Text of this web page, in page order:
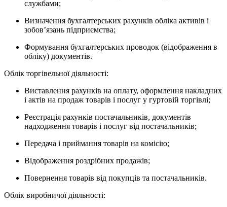
службами;
Визначення бухгалтерських рахунків обліка активів і
зобов’язань підприємства;
Формування бухгалтерських проводок (відображення в
обліку) документів.
Облік торгівельної діяльності:
Виставлення рахунків на оплату, оформлення накладних
і актів на продаж товарів і послуг у гуртовій торгівлі;
Реєстрація рахунків постачальників, документів
надходження товарів і послуг від постачальників;
Передача і приймання товарів на комісію;
Відображення роздрібних продажів;
Повернення товарів від покупців та постачальників.
Облік виробничої діяльності: